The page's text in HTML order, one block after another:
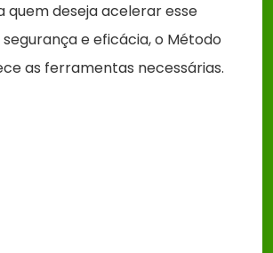
quem deseja acelerar esse
e eficácia, o Método
as ferramentas necessárias.